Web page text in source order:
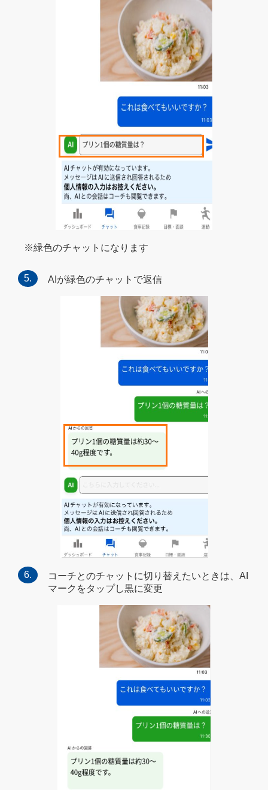
※緑色のチャットになります​
AIが緑色のチャットで返信
コーチとのチャットに切り替えたいときは、AI
マークをタップし黒に変更